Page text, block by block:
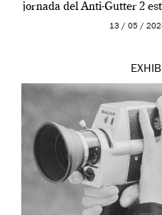
jornada del Anti-Gutter 2
13 / 05 /